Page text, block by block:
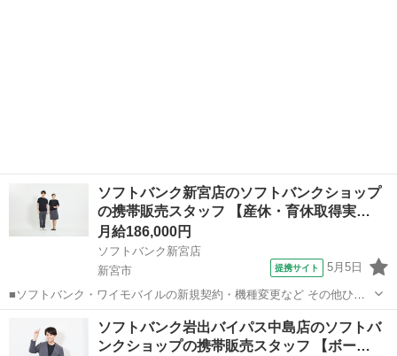
ソフトバンク新宮店のソフトバンクショップ
の携帯販売スタッフ 【産休・育休取得実…
月給186,000円
ソフトバンク新宮店
新宮市
提携サイト 5月5日
■ソフトバンク・ワイモバイルの新規契約・機種変更など その他ひか
り回線やでんきなどの接客 パソコン入力業務 ■月給 186,000円 ～
220,000円 試用期間あり 3ヶ月 ※経験・能力による 【試用期間】時給
110...
その他
ソフトバンク岩出バイパス中島店のソフトバ
ンクショップの携帯販売スタッフ 【ボー…